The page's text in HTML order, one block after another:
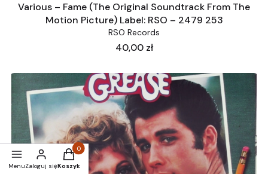
Various – Fame (The Original Soundtrack From The
Motion Picture) Label: RSO – 2479 253
RSO Records
Cena
40,00 zł
MenuZaloguj się
Produkty w koszyku: 0. Zobacz szczegóły
Koszyk